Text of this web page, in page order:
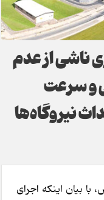
ناشی از عدم
و سرعت
نیروگاه‌ها
بیان اینکه اجرای